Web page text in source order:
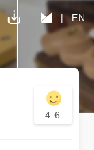
EN
4.6